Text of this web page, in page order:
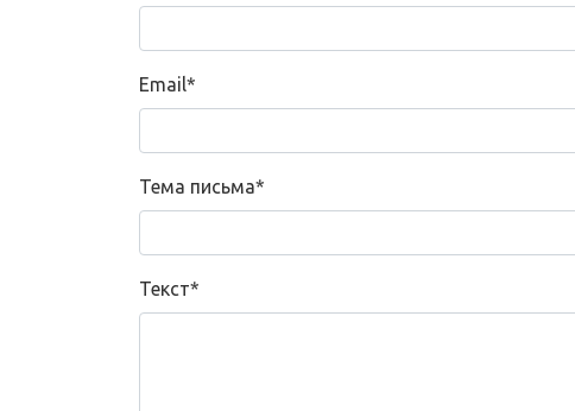
Email*
Тема письма*
Текст*